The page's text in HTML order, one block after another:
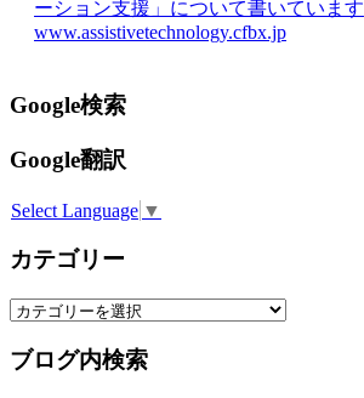
ーション支援」について書いています
www.assistivetechnology.cfbx.jp
Google検索
Google翻訳
Select Language ▼
カテゴリー
カ
ゴ
ブログ内検索